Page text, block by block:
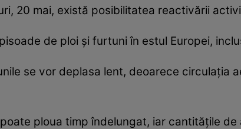
20 mai, există posibilitatea reactivării
de ploi și furtuni în estul Europei,
se vor deplasa lent, deoarece circulația
ploua timp îndelungat, iar cantitățile